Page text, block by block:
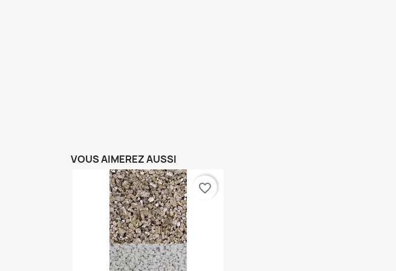
VOUS AIMEREZ AUSSI
favorite_border